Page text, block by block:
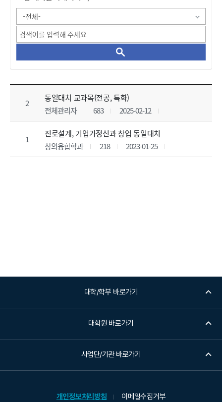
동일대치(전공) 목록 으로 번호, 제목, 작성자, 조회수, 등록 일, 첨부파일로 나열 되고 있습니다.
2
동일대치 교과목(전공, 특화)
전체관리자
683 2025-02-12
1
진로설계, 기업가정신과 창업 동일대치
창의융합학과
218 2023-01-25
대학/학부 바로가기
대학원 바로가기
사업단/기관 바로가기
개인정보처리방침 이메일수집거부